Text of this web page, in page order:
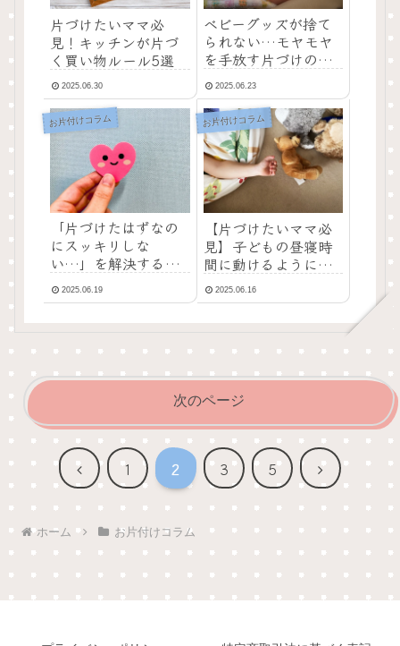
片づけたいママ必
見！キッチンが片づ
く買い物ルール5選
2025.06.30
ベビーグッズが捨て
られない…モヤモヤ
を手放す片づけのコ
ツ2025.06.23
お片付けコラム
「片づけたはずなの
にスッキリしな
い…」を解決する！
本当の片づけ方と
は？
2025.06.19
お片付けコラム
【片づけたいママ必
見】子どもの昼寝時
間に動けるようにな
る片づけ習慣とは？
2025.06.16
次のページ
前
1 2 3 5
次
ホーム お片付けコラム